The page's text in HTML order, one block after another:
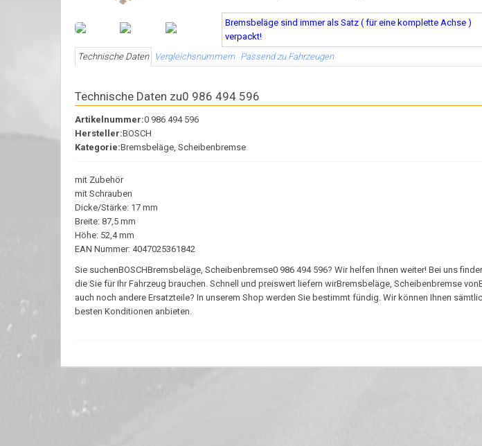
Bremsbeläge sind immer als Satz ( für eine komplette Achse )
verpackt!
Technische Daten
Vergleichsnummern Passend zu Fahrzeugen
Technische Daten zu0 986 494 596
Artikelnummer:0 986 494 596
Hersteller:BOSCH
Kategorie:Bremsbeläge, Scheibenbremse
mit Zubehör
mit Schrauben
Dicke/Stärke: 17 mm
Breite: 87,5 mm
Höhe: 52,4 mm
EAN Nummer: 4047025361842
Sie suchenBOSCHBremsbeläge, Scheibenbremse0 986 494 596? Wir helfen Ihnen weiter! Bei uns
die Sie für Ihr Fahrzeug brauchen. Schnell und preiswert liefern wirBremsbeläge, Scheibenbremse
auch noch andere Ersatzteile? In unserem Shop werden Sie bestimmt fündig. Wir können Ihnen
besten Konditionen anbieten.